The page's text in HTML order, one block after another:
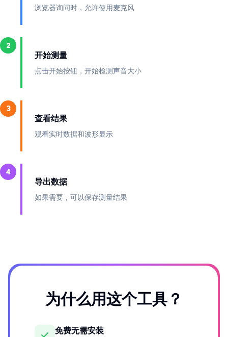
浏览器询问时，允许使用麦克风
2
开始测量
点击开始按钮，开始检测声音大小
3
查看结果
观看实时数据和波形显示
4
导出数据
如果需要，可以保存测量结果
为什么用这个工具？
免费无需安装